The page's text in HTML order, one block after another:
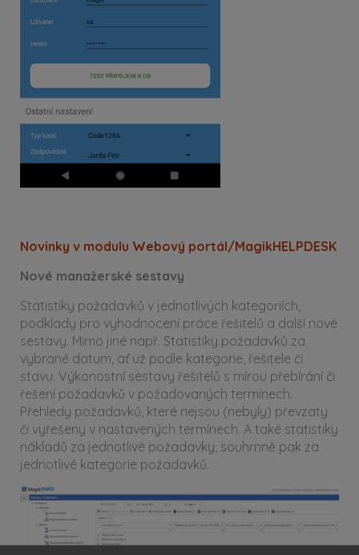
Novinky v modulu Webový portál/MagikHELPDESK
Nové manažerské sestavy
Statistiky požadavků v jednotlivých kategoriích,
podklady pro vyhodnocení práce řešitelů a další nové
sestavy. Mimo jiné např. Statistiky požadavků za
vybrané datum, ať už podle kategorie, řešitele či
stavu. Výkonostní sestavy řešitelů s mírou přebírání či
řešení požadavků v požadovaných termínech.
Přehledy požadavků, které nejsou (nebyly) převzaty
či vyřešeny v nastavených termínech. A také statistiky
nákladů za jednotlivé požadavky, souhrnně pak za
jednotlivé kategorie požadavků.